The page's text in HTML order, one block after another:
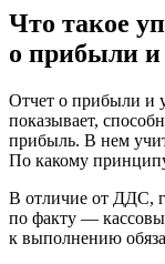
Что такое
о прибыли
Отчет о прибыли и
показывает,
прибыль. В нем
По какому
В отличие от ДДС,
по факту —
к выполнению